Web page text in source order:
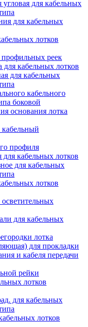
для кабельных
для кабельных
лотков
реек
кабельных лотков
для кабельных
кабельного
боковой
основания лотка
профиля
кабельных лотков
для кабельных
лотков
для кабельных
лотка
для прокладки
и кабеля передачи
рейки
лотков
для кабельных
лотков